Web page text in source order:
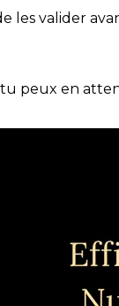
les valider
peux en